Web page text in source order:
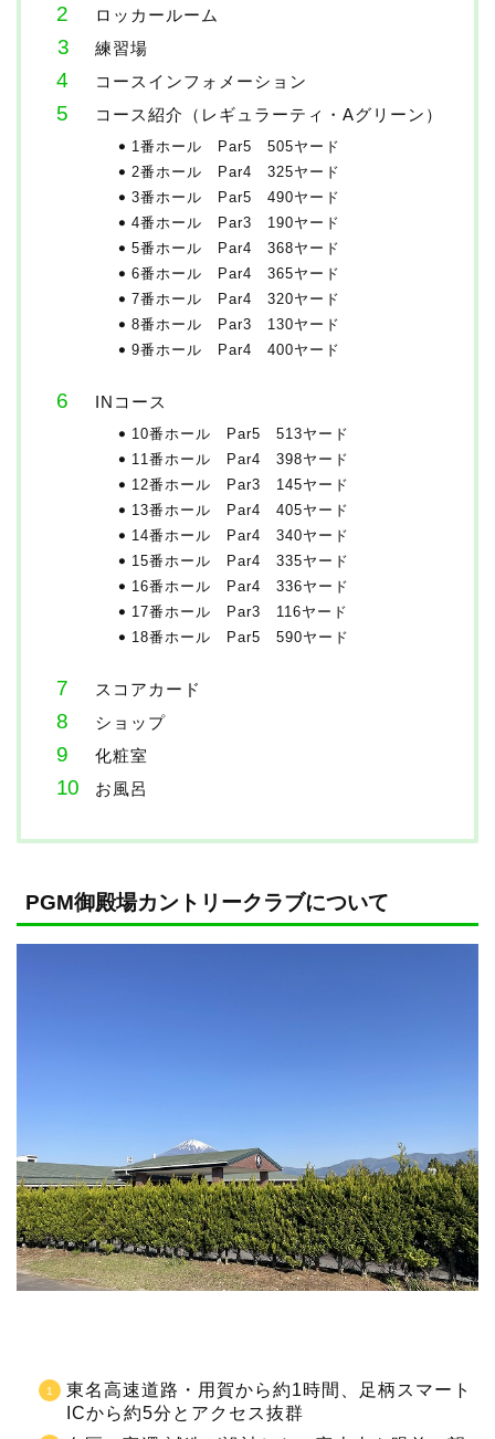
ロッカールーム
練習場
コースインフォメーション
コース紹介（レギュラーティ・Aグリーン）
1番ホール Par5 505ヤード
2番ホール Par4 325ヤード
3番ホール Par5 490ヤード
4番ホール Par3 190ヤード
5番ホール Par4 368ヤード
6番ホール Par4 365ヤード
7番ホール Par4 320ヤード
8番ホール Par3 130ヤード
9番ホール Par4 400ヤード
INコース
10番ホール Par5 513ヤード
11番ホール Par4 398ヤード
12番ホール Par3 145ヤード
13番ホール Par4 405ヤード
14番ホール Par4 340ヤード
15番ホール Par4 335ヤード
16番ホール Par4 336ヤード
17番ホール Par3 116ヤード
18番ホール Par5 590ヤード
スコアカード
ショップ
化粧室
お風呂
PGM御殿場カントリークラブについて
東名高速道路・用賀から約1時間、足柄スマート
ICから約5分とアクセス抜群